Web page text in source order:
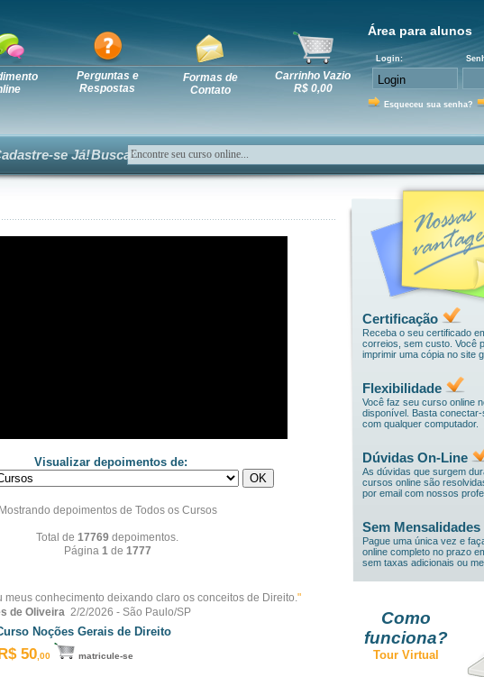
Perguntas e
Respostas
Formas de
Contato
Carrinho Vazio
R$ 0,00
Área para alunos
Login:
Esqueceu sua senha?
se Já!Busca:
Visualizar depoimentos de:
Mostrando depoimentos de Todos os Cursos
Total de 17769 depoimentos.
Página 1de 1777
meus conhecimento deixando claro os conceitos de Direito."
de Oliveira 2/2/2026 - São Paulo/SP
Noções Gerais de Direito
50 ,00 matricule-se
Certificação
Receba o seu certificado
correios, sem custo. Você
imprimir uma cópia no site
Flexibilidade
Você faz seu curso online
disponível. Basta
com qualquer computador.
Dúvidas On-Line
As dúvidas que surgem
cursos online são
por email com nossos
Sem Mensalidades
Pague uma única vez e
online completo no prazo
sem taxas adicionais ou
Como
funciona?
Tour Virtual